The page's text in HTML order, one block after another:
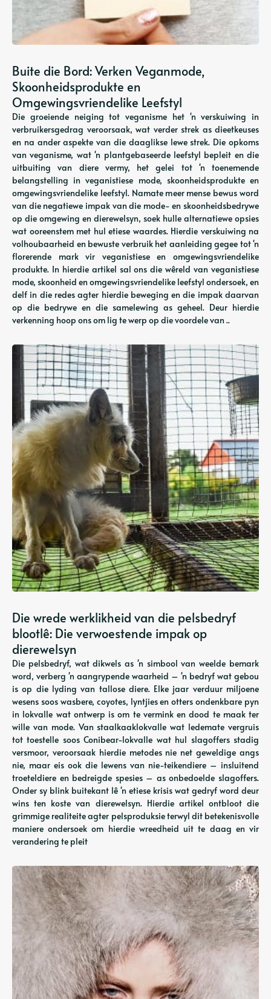
Buite die Bord: Verken Veganmode,
Skoonheidsprodukte en
Omgewingsvriendelike Leefstyl
Die groeiende neiging tot veganisme het 'n verskuiwing in
verbruikersgedrag veroorsaak, wat verder strek as dieetkeuses
en na ander aspekte van die daaglikse lewe strek. Die opkoms
van veganisme, wat 'n plantgebaseerde leefstyl bepleit en die
uitbuiting van diere vermy, het gelei tot 'n toenemende
belangstelling in veganistiese mode, skoonheidsprodukte en
omgewingsvriendelike leefstyl. Namate meer mense bewus word
van die negatiewe impak van die mode- en skoonheidsbedrywe
op die omgewing en dierewelsyn, soek hulle alternatiewe opsies
wat ooreenstem met hul etiese waardes. Hierdie verskuiwing na
volhoubaarheid en bewuste verbruik het aanleiding gegee tot 'n
florerende mark vir veganistiese en omgewingsvriendelike
produkte. In hierdie artikel sal ons die wêreld van veganistiese
mode, skoonheid en omgewingsvriendelike leefstyl ondersoek, en
delf in die redes agter hierdie beweging en die impak daarvan
op die bedrywe en die samelewing as geheel. Deur hierdie
verkenning hoop ons om lig te werp op die voordele van ..
Die wrede werklikheid van die pelsbedryf
blootlê: Die verwoestende impak op
dierewelsyn
Die pelsbedryf, wat dikwels as 'n simbool van weelde bemark
word, verberg 'n aangrypende waarheid – 'n bedryf wat gebou
is op die lyding van tallose diere. Elke jaar verduur miljoene
wesens soos wasbere, coyotes, lyntjies en otters ondenkbare pyn
in lokvalle wat ontwerp is om te vermink en dood te maak ter
wille van mode. Van staalkaaklokvalle wat ledemate vergruis
tot toestelle soos Conibear-lokvalle wat hul slagoffers stadig
versmoor, veroorsaak hierdie metodes nie net geweldige angs
nie, maar eis ook die lewens van nie-teikendiere – insluitend
troeteldiere en bedreigde spesies – as onbedoelde slagoffers.
Onder sy blink buitekant lê 'n etiese krisis wat gedryf word deur
wins ten koste van dierewelsyn. Hierdie artikel ontbloot die
grimmige realiteite agter pelsproduksie terwyl dit betekenisvolle
maniere ondersoek om hierdie wreedheid uit te daag en vir
verandering te pleit